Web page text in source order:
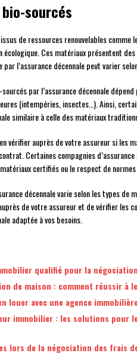
sourcés
, issus de ressources renouvelables
Ces matériaux présentent
l’assurance décennale peut varier
par l’assurance décennale
(intempéries, insectes…). Ainsi,
similaire à celle des matériaux
vérifier auprès de votre assureur si les
Certaines compagnies
certifiés ou le respect de
décennale varie selon les types
de votre assureur et de vérifier les
adaptée à vos besoins.
qualifié pour la
de maison : comment réussir à
louer avec une agence
immobilier : les solutions pour
lors de la négociation des frais